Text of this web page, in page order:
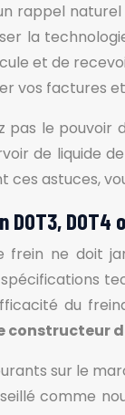
rappel
la
et de
vos factures
pas le
de liquide
ces astuces,
DOT3,
frein ne doit
du
constructeur
sur le
comme